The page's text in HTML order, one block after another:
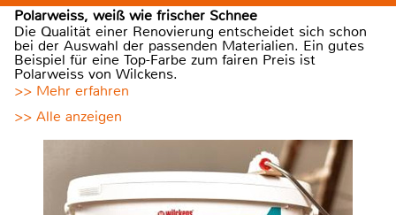
Polarweiss, weiß wie frischer Schnee
Die Qualität einer Renovierung entscheidet sich schon
bei der Auswahl der passenden Materialien. Ein gutes
Beispiel für eine Top-Farbe zum fairen Preis ist
Polarweiss von Wilckens.
>> Mehr erfahren
>> Alle anzeigen